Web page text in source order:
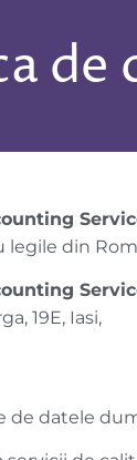
din
19E, Iasi,
de datele